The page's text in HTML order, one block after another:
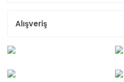
Alışveriş